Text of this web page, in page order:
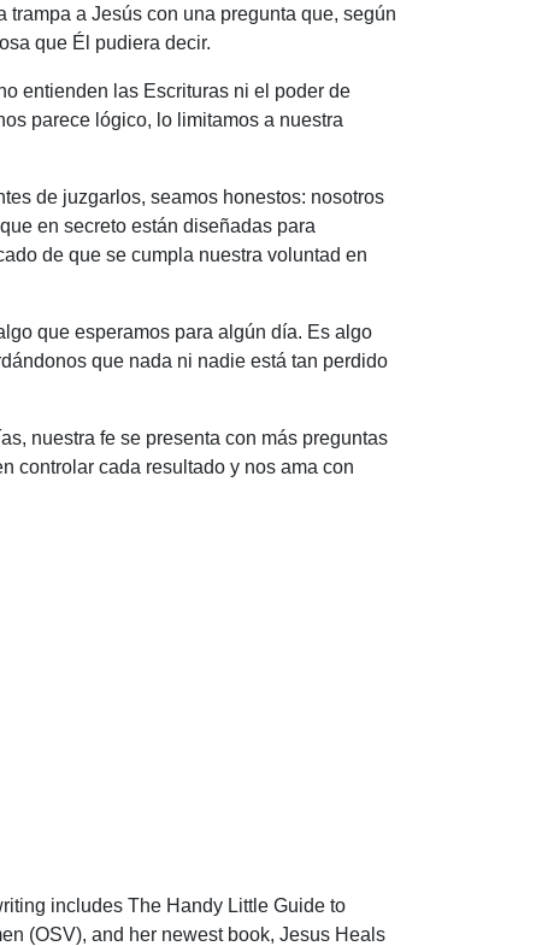
trampa a Jesús con una pregunta que, según
que Él pudiera decir.
entienden las Escrituras ni el poder de
parece lógico, lo limitamos a nuestra
de juzgarlos, seamos honestos: nosotros
en secreto están diseñadas para
de que se cumpla nuestra voluntad en
que esperamos para algún día. Es algo
que nada ni nadie está tan perdido
nuestra fe se presenta con más preguntas
controlar cada resultado y nos ama con
includes The Handy Little Guide to
(OSV), and her newest book, Jesus Heals